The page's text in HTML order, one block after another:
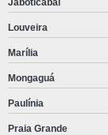
Disa diesel
Distribuidor disa
Ecm caterpillar
Motor c4 4 caterpillar
Motor c6 6 caterpillar
Louveira
Marília
Mongaguá
Paulínia
Praia Grande